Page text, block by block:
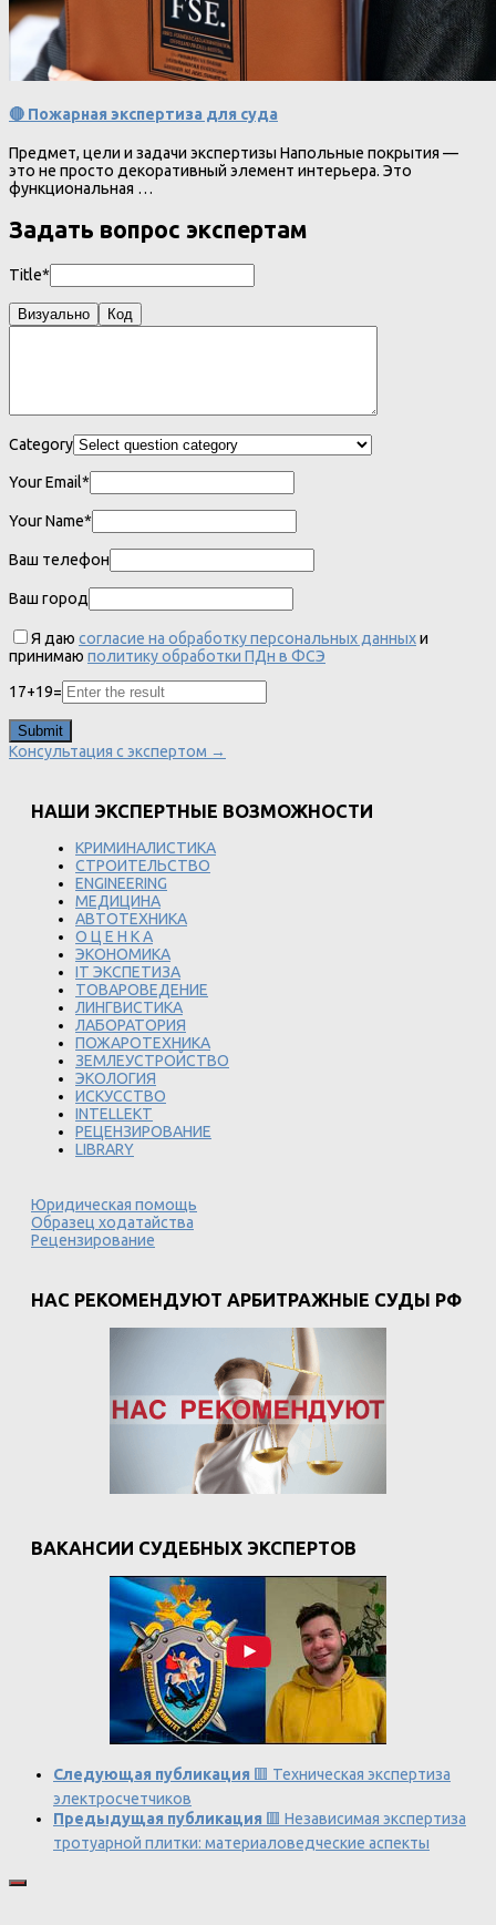
🔴 Пожарная экспертиза для суда
Предмет, цели и задачи экспертизы Напольные покрытия —
это не просто декоративный элемент интерьера. Это
функциональная …
Задать вопрос экспертам
Title*
Визуально Код
Category
Your Email*
Your Name*
Ваш телефон
Ваш город
Я даю согласие на обработку персональных данныхи
принимаю политику обработки ПДн в ФСЭ
17+19=
Консультация с экспертом →
НАШИ ЭКСПЕРТНЫЕ ВОЗМОЖНОСТИ
КРИМИНАЛИСТИКА
СТРОИТЕЛЬСТВО
ENGINEERING
МЕДИЦИНА
АВТОТЕХНИКА
О Ц Е Н К А
ЭКОНОМИКА
IT ЭКСПЕТИЗА
ТОВАРОВЕДЕНИЕ
ЛИНГВИСТИКА
ЛАБОРАТОРИЯ
ПОЖАРОТЕХНИКА
ЗЕМЛЕУСТРОЙСТВО
ЭКОЛОГИЯ
ИСКУССТВО
INTELLEKT
РЕЦЕНЗИРОВАНИЕ
LIBRARY
Юридическая помощь
Образец ходатайства
Рецензирование
НАС РЕКОМЕНДУЮТ АРБИТРАЖНЫЕ СУДЫ РФ
ВАКАНСИИ СУДЕБНЫХ ЭКСПЕРТОВ
Следующая публикация 🟥 Техническая экспертиза
электросчетчиков
Предыдущая публикация 🟥 Независимая экспертиза
тротуарной плитки: материаловедческие аспекты